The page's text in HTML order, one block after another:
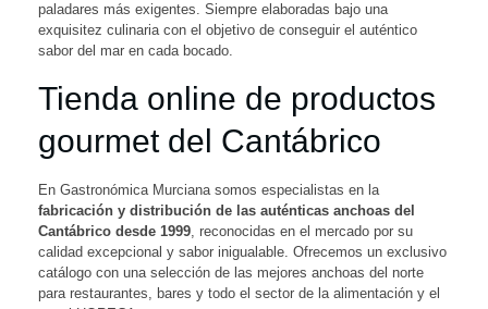
paladares más exigentes. Siempre elaboradas bajo una
exquisitez culinaria con el objetivo de conseguir el auténtico
sabor del mar en cada bocado.
Tienda online de productos
gourmet del Cantábrico
En Gastronómica Murciana somos especialistas en la
fabricación y distribución de las auténticas anchoas del
Cantábrico desde 1999, reconocidas en el mercado por su
calidad excepcional y sabor inigualable. Ofrecemos un exclusivo
catálogo con una selección de las mejores anchoas del norte
para restaurantes, bares y todo el sector de la alimentación y el